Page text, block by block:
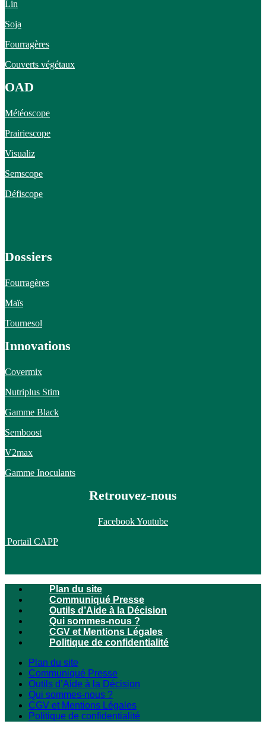
Lin
Soja
Fourragères
Couverts végétaux
OAD
Météoscope
Prairiescope
Visualiz
Semscope
Défiscope
Dossiers
Fourragères
Maïs
Tournesol
Innovations
Covermix
Nutriplus Stim
Gamme Black
Semboost
V2max
Gamme Inoculants
Retrouvez-nous
FacebookYoutube
Portail CAPP
Plan du site
Communiqué Presse
Outils d’Aide à la Décision
Qui sommes-nous ?
CGV et Mentions Légales
Politique de confidentialité
Plan du site
Communiqué Presse
Outils d’Aide à la Décision
Qui sommes-nous ?
CGV et Mentions Légales
Politique de confidentialité